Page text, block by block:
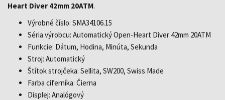
Heart Diver 42mm 20ATM.
Výrobné číslo: SMA34106.15
Séria výrobcu: Automatický Open-Heart Diver 42mm 20ATM
Funkcie: Dátum, Hodina, Minúta, Sekunda
Stroj: Automatický
Štítok strojčeka: Sellita, SW200, Swiss Made
Farba ciferníka: Čierna
Displej: Analógový